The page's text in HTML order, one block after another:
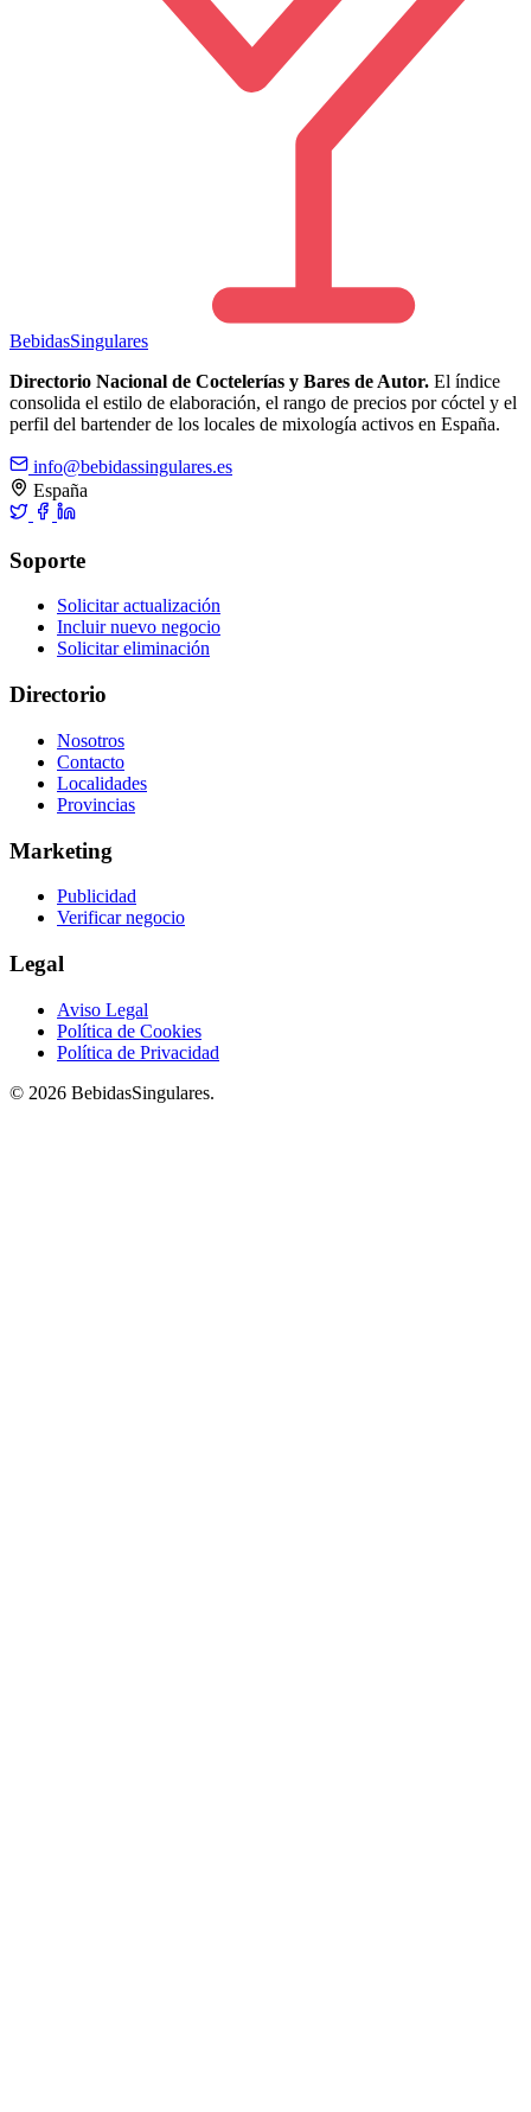
BebidasSingulares
Directorio Nacional de Coctelerías y Bares de Autor. El índice
consolida el estilo de elaboración, el rango de precios por cóctel y el
perfil del bartender de los locales de mixología activos en España.
info@bebidassingulares.es
España
Soporte
Solicitar actualización
Incluir nuevo negocio
Solicitar eliminación
Directorio
Nosotros
Contacto
Localidades
Provincias
Marketing
Publicidad
Verificar negocio
Legal
Aviso Legal
Política de Cookies
Política de Privacidad
© 2026 BebidasSingulares.